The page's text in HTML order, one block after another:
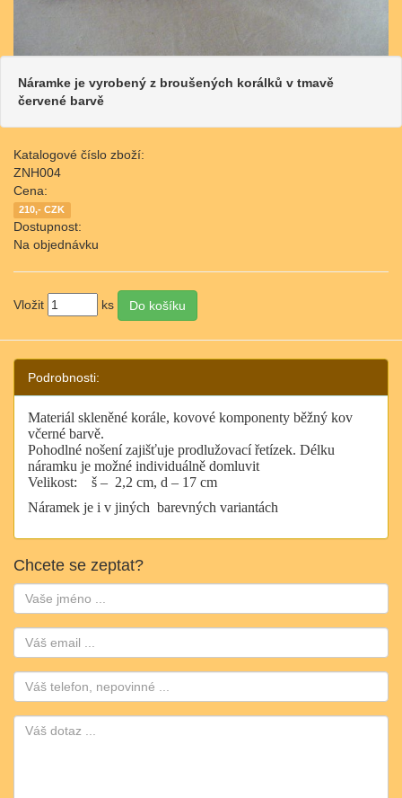
Náramke je vyrobený z broušených korálků v tmavě
červené barvě
Katalogové číslo zboží:
ZNH004
Cena:
210,- CZK
Dostupnost:
Na objednávku
Vložit ks
Podrobnosti:
Materiál skleněné korále, kovové komponenty běžný kov
včerné barvě.
Pohodlné nošení zajišťuje prodlužovací řetízek. Délku
náramku je možné individuálně domluvit
Velikost:
š – 2,2 cm, d – 17 cm
Náramek je i v jiných barevných variantách
Chcete se zeptat?
Jméno:
Email:
Telefon: